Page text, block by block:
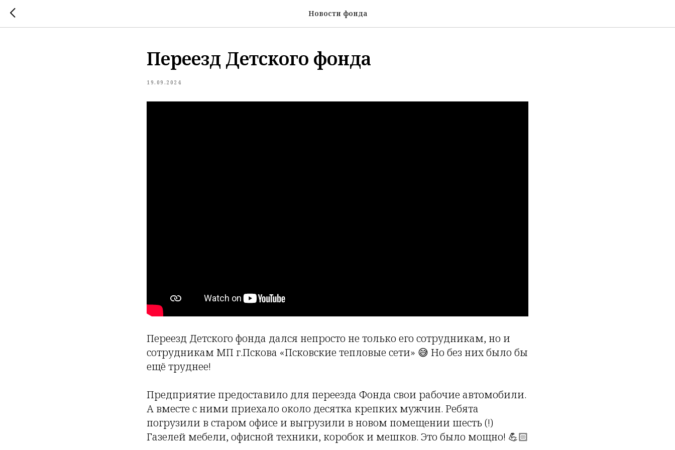
Новости фонда
Переезд Детского фонда
19.09.2024
Переезд Детского фонда дался непросто не только его сотрудникам, но и
сотрудникам МП г.Пскова «Псковские тепловые сети» 😅 Но без них было бы
ещё труднее!
Предприятие предоставило для переезда Фонда свои рабочие автомобили.
А вместе с ними приехало около десятка крепких мужчин. Ребята
погрузили в старом офисе и выгрузили в новом помещении шесть (!)
Газелей мебели, офисной техники, коробок и мешков. Это было мощно! 💪🏻